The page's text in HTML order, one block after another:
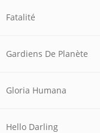
Fatalité
Gardiens De Planète
Gloria Humana
Hello Darling